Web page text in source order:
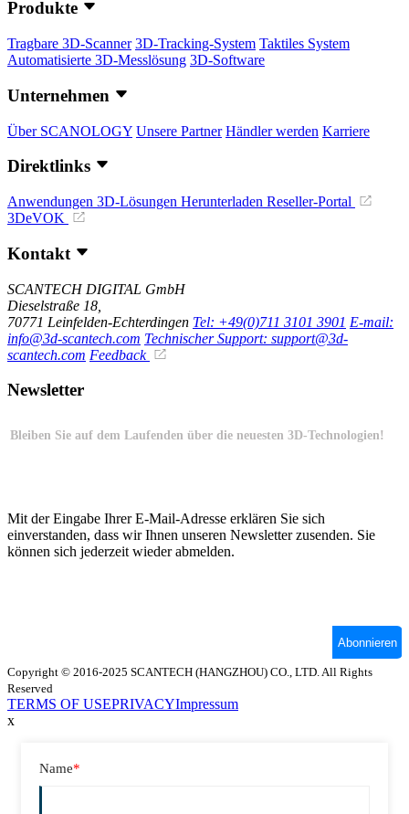
Produkte
Tragbare 3D-Scanner 3D-Tracking-System Taktiles System
Automatisierte 3D-Messlösung 3D-Software
Unternehmen
Über SCANOLOGY Unsere Partner Händler werden Karriere
Direktlinks
Anwendungen 3D-Lösungen Herunterladen Reseller-Portal
3DeVOK
Kontakt
SCANTECH DIGITAL GmbH
Dieselstraße 18,
70771 Leinfelden-Echterdingen Tel: +49(0)711 3101 3901 E-mail:
info@3d-scantech.com Technischer Support: support@3d-
scantech.com Feedback
Newsletter
Copyright © 2016-2025 SCANTECH (HANGZHOU) CO., LTD. All Rights
Reserved
TERMS OF USEPRIVACYImpressum
x
Name*